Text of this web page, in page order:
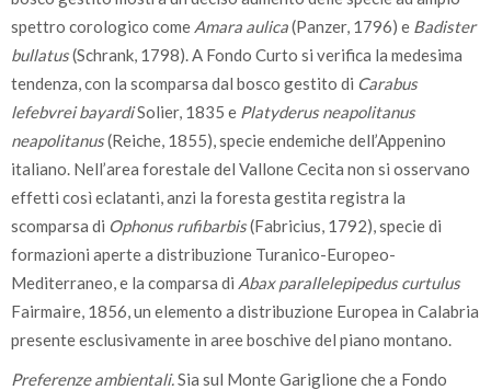
spettro corologico come Amara aulica(Panzer, 1796) e Badister
bullatus(Schrank, 1798). A Fondo Curto si verifica la medesima
tendenza, con la scomparsa dal bosco gestito di Carabus
lefebvrei bayardiSolier, 1835 e Platyderus neapolitanus
neapolitanus(Reiche, 1855), specie endemiche dell’Appenino
italiano. Nell’area forestale del Vallone Cecita non si osservano
effetti così eclatanti, anzi la foresta gestita registra la
scomparsa di Ophonus rufibarbis(Fabricius, 1792), specie di
formazioni aperte a distribuzione Turanico-Europeo-
Mediterraneo, e la comparsa di Abax parallelepipedus curtulus
Fairmaire, 1856, un elemento a distribuzione Europea in Calabria
presente esclusivamente in aree boschive del piano montano.
Preferenze ambientali.Sia sul Monte Gariglione che a Fondo